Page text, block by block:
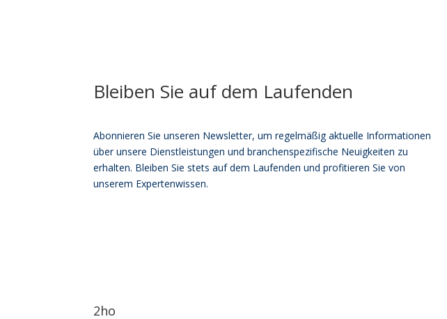
Bleiben Sie auf dem Laufenden
Abonnieren Sie unseren Newsletter, um regelmäßig aktuelle Informationen
über unsere Dienstleistungen und branchenspezifische Neuigkeiten zu
erhalten. Bleiben Sie stets auf dem Laufenden und profitieren Sie von
unserem Expertenwissen.
2ho